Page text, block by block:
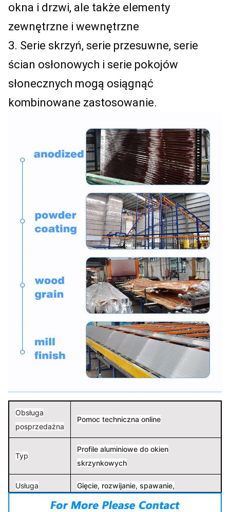
okna i drzwi, ale także elementy
zewnętrzne i wewnętrzne
3. Serie skrzyń, serie przesuwne, serie
ścian osłonowych i serie pokojów
słonecznych mogą osiągnąć
kombinowane zastosowanie.
Obsługa
posprzedażna
Pomoc techniczna online
Typ
Profile aluminiowe do okien
skrzynkowych
Usługa
przetwarzania
Gięcie, rozwijanie, spawanie,
wykrawanie, cięcie